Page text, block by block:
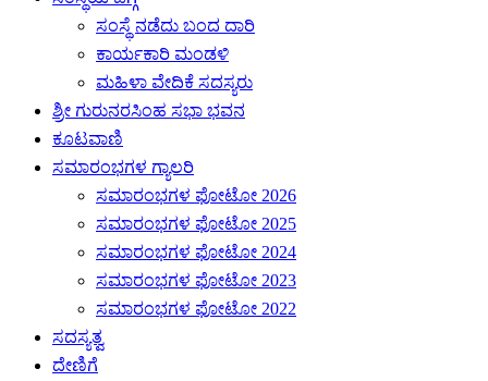
ಸಂಸ್ಥೆ ನಡೆದು ಬಂದ ದಾರಿ
ಕಾರ್ಯಕಾರಿ ಮಂಡಳಿ
ಮಹಿಳಾ ವೇದಿಕೆ ಸದಸ್ಯರು
ಶ್ರೀ ಗುರುನರಸಿಂಹ ಸಭಾ ಭವನ
ಕೂಟವಾಣಿ
ಸಮಾರಂಭಗಳ ಗ್ಯಾಲರಿ
ಸಮಾರಂಭಗಳ ಫೋಟೋ 2026
ಸಮಾರಂಭಗಳ ಫೋಟೋ 2025
ಸಮಾರಂಭಗಳ ಫೋಟೋ 2024
ಸಮಾರಂಭಗಳ ಫೋಟೋ 2023
ಸಮಾರಂಭಗಳ ಫೋಟೋ 2022
ಸದಸ್ಯತ್ವ
ದೇಣಿಗೆ